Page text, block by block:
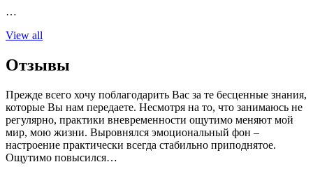
…
View all
Отзывы
Прежде всего хочу поблагодарить Вас за те бесценные знания,
которые Вы нам передаете. Несмотря на то, что занимаюсь не
регулярно, практики вневременности ощутимо меняют мой
мир, мою жизни. Выровнялся эмоциональный фон –
настроение практически всегда стабильно приподнятое.
Ощутимо повысился…